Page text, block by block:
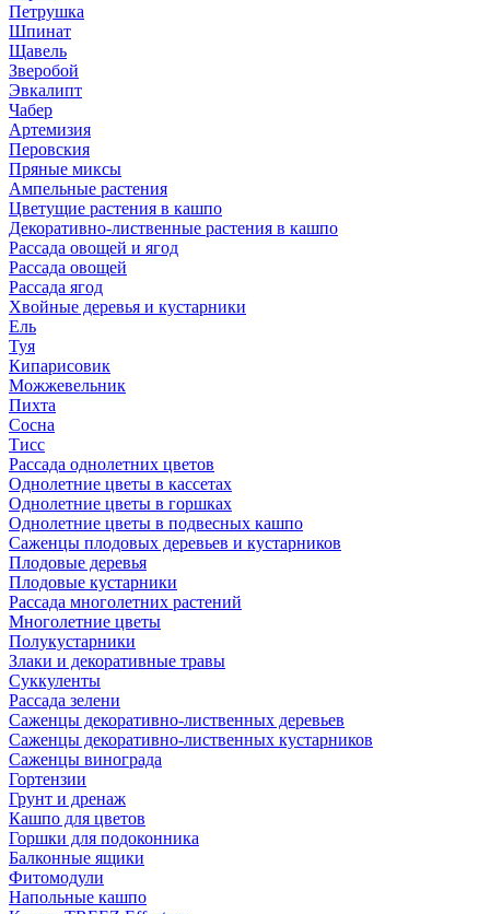
Петрушка
Шпинат
Щавель
Зверобой
Эвкалипт
Чабер
Артемизия
Перовския
Пряные миксы
Ампельные растения
Цветущие растения в кашпо
Декоративно-лиственные растения в кашпо
Рассада овощей и ягод
Рассада овощей
Рассада ягод
Хвойные деревья и кустарники
Ель
Туя
Кипарисовик
Можжевельник
Пихта
Сосна
Тисc
Рассада однолетних цветов
Однолетние цветы в кассетах
Однолетние цветы в горшках
Однолетние цветы в подвесных кашпо
Саженцы плодовых деревьев и кустарников
Плодовые деревья
Плодовые кустарники
Рассада многолетних растений
Многолетние цветы
Полукустарники
Злаки и декоративные травы
Суккуленты
Рассада зелени
Саженцы декоративно-лиственных деревьев
Саженцы декоративно-лиственных кустарников
Саженцы винограда
Гортензии
Грунт и дренаж
Кашпо для цветов
Горшки для подоконника
Балконные ящики
Фитомодули
Напольные кашпо